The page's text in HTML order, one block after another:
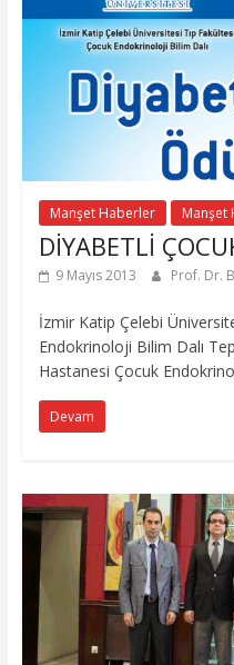
Manşet Haberler Manşet
DİYABETLİ
9 Mayıs 2013 Prof. Dr.
İzmir Katip Çelebi
Endokrinoloji Bilim Dalı
Hastanesi Çocuk
Devam